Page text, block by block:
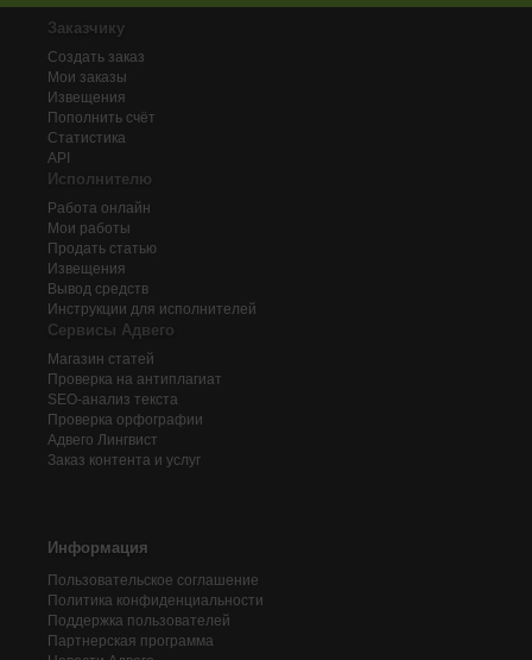
Заказчику
Создать заказ
Мои заказы
Извещения
Пополнить счёт
Статистика
API
Исполнителю
Работа онлайн
Мои работы
Продать статью
Извещения
Вывод средств
Инструкции для исполнителей
Сервисы Адвего
Магазин статей
Проверка на антиплагиат
SEO-анализ текста
Проверка орфографии
Адвего Лингвист
Заказ контента и услуг
Информация
Пользовательское соглашение
Политика конфиденциальности
Поддержка пользователей
Партнерская программа